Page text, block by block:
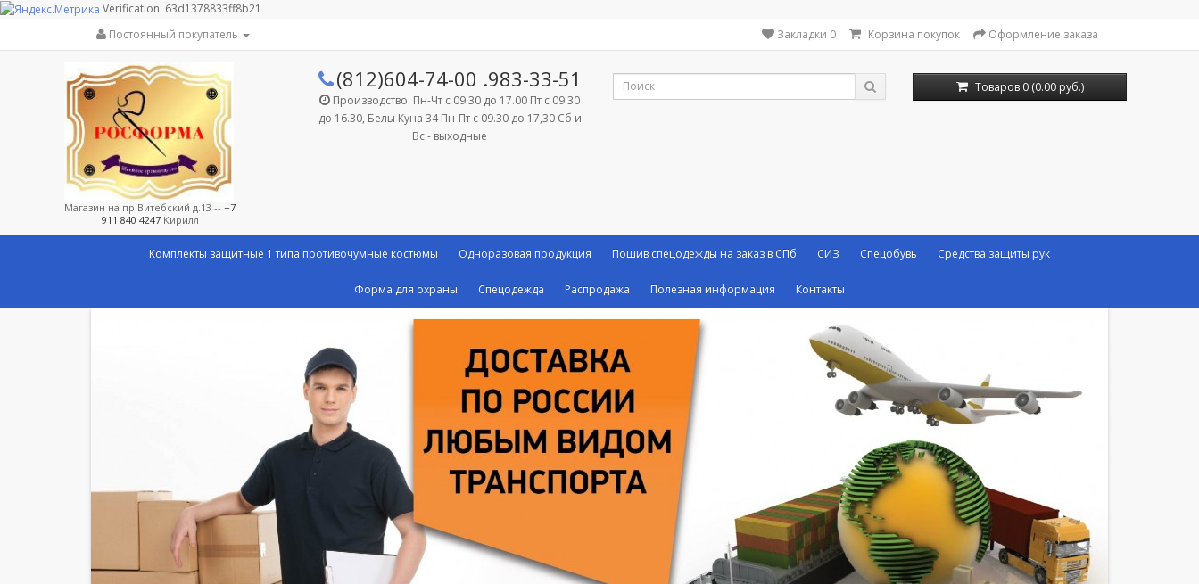
Verification: 63d1378833ff8b21
Постоянный покупатель
Закладки 0 Корзина покупок Оформление заказа
Магазин на пр.Витебский д.13 -- +7
911 840 4247Кирилл
(812)604-74-00 .983-33-51
Производство: Пн-Чт с 09.30 до 17.00 Пт с 09.30
до 16.30, Белы Куна 34 Пн-Пт с 09.30 до 17,30 Сб и
Вс - выходные
Товаров 0 (0.00 руб.)
Комплекты защитные 1 типа противочумные костюмы Одноразовая продукция Пошив спецодежды на заказ в СПб СИЗ Спецобувь Средства защиты рук
Форма для охраны Спецодежда Распродажа Полезная информация Контакты